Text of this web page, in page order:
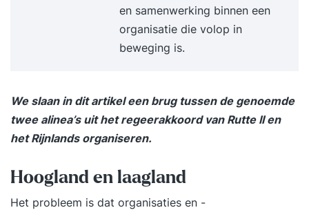
en samenwerking binnen een
organisatie die volop in
beweging is.
We slaan in dit artikel een brug tussen de genoemde
twee alinea’s uit het regeerakkoord van Rutte II en
het Rijnlands organiseren.
Hoogland en laagland
Het probleem is dat organisaties en -